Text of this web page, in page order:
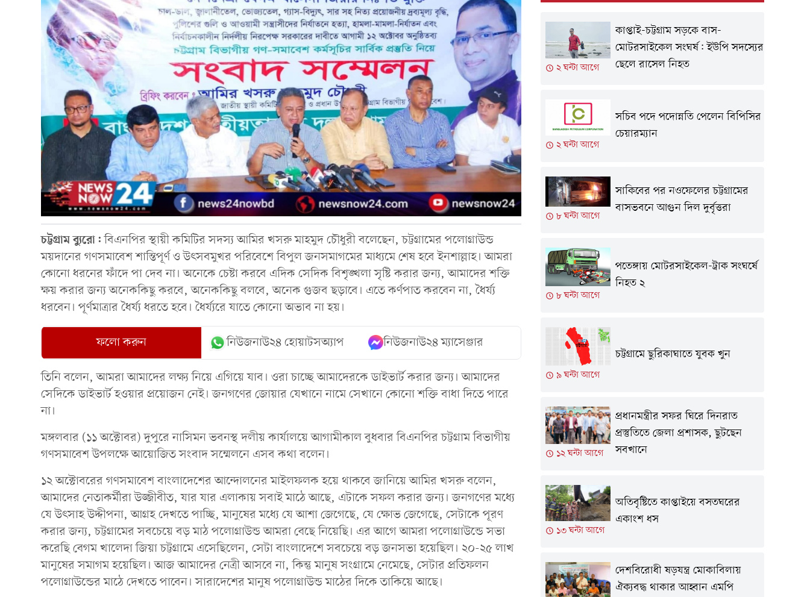
চট্টগ্রাম ব্যুরো:বিএনপির স্থায়ী কমিটির সদস্য আমির খসরু মাহমুদ চৌধুরী বলেছেন, চট্টগ্রামের পলোগ্রাউন্ড
ময়দানের গণসমাবেশ শান্তিপূর্ণ ও উৎসবমুখর পরিবেশে বিপুল জনসমাগমের মাধ্যমে শেষ হবে ইনশাল্লাহ। আমরা
কোনো ধরনের ফাঁদে পা দেব না। অনেকে চেষ্টা করবে এদিক সেদিক বিশৃঙ্খলা সৃষ্টি করার জন্য, আমাদের শক্তি
ক্ষয় করার জন্য অনেককিছু করবে, অনেককিছু বলবে, অনেক গুজব ছড়াবে। এতে কর্ণপাত করবেন না, ধৈর্য্য
ধরবেন। পূর্ণমাত্রার ধৈর্য্য ধরতে হবে। ধৈর্য্যরে যাতে কোনো অভাব না হয়।
ফলো করুন নিউজনাউ২৪ হোয়াটসঅ্যাপ নিউজনাউ২৪ ম্যাসেঞ্জার
তিনি বলেন, আমরা আমাদের লক্ষ্য নিয়ে এগিয়ে যাব। ওরা চাচ্ছে আমাদেরকে ডাইভার্ট করার জন্য। আমাদের
সেদিকে ডাইভার্ট হওয়ার প্রয়োজন নেই। জনগণের জোয়ার যেখানে নামে সেখানে কোনো শক্তি বাধা দিতে পারে
না।
মঙ্গলবার (১১ অক্টোবর) দুপুরে নাসিমন ভবনস্থ দলীয় কার্যালয়ে আগামীকাল বুধবার বিএনপির চট্টগ্রাম বিভাগীয়
গণসমাবেশ উপলক্ষে আয়োজিত সংবাদ সম্মেলনে এসব কথা বলেন।
১২ অক্টোবরের গণসমাবেশ বাংলাদেশের আন্দোলনের মাইলফলক হয়ে থাকবে জানিয়ে আমির খসরু বলেন,
আমাদের নেতাকর্মীরা উজ্জীবীত, যার যার এলাকায় সবাই মাঠে আছে, এটাকে সফল করার জন্য। জনগণের মধ্যে
যে উৎসাহ উদ্দীপনা, আগ্রহ দেখতে পাচ্ছি, মানুষের মধ্যে যে আশা জেগেছে, যে ক্ষোভ জেগেছে, সেটাকে পূরণ
করার জন্য, চট্টগ্রামের সবচেয়ে বড় মাঠ পলোগ্রাউন্ড আমরা বেছে নিয়েছি। এর আগে আমরা পলোগ্রাউন্ডে সভা
করেছি বেগম খালেদা জিয়া চট্টগ্রামে এসেছিলেন, সেটা বাংলাদেশে সবচেয়ে বড় জনসভা হয়েছিল। ২০-২৫ লাখ
মানুষের সমাগম হয়েছিল। আজ আমাদের নেত্রী আসবে না, কিন্তু মানুষ সংগ্রামে নেমেছে, সেটার প্রতিফলন
পলোগ্রাউন্ডের মাঠে দেখতে পাবেন। সারাদেশের মানুষ পলোগ্রাউন্ড মাঠের দিকে তাকিয়ে আছে।
২ ঘন্টা আগে
কাপ্তাই-চট্টগ্রাম সড়কে বাস-
মোটরসাইকেল সংঘর্ষ: ইউপি সদস্যের
ছেলে রাসেল নিহত
২ ঘন্টা আগে
সচিব পদে পদোন্নতি পেলেন বিপিসির
চেয়ারম্যান
৮ ঘন্টা আগে
সাকিবের পর নওফেলের চট্টগ্রামের
বাসভবনে আগুন দিল দুর্বৃত্তরা
৮ ঘন্টা আগে
পতেঙ্গায় মোটরসাইকেল-ট্রাক সংঘর্ষে
নিহত ২
৯ ঘন্টা আগে
চট্টগ্রামে ছুরিকাঘাতে যুবক খুন
১২ ঘন্টা আগে
প্রধানমন্ত্রীর সফর ঘিরে দিনরাত
প্রস্তুতিতে জেলা প্রশাসক, ছুটছেন
সবখানে
১৩ ঘন্টা আগে
অতিবৃষ্টিতে কাপ্তাইয়ে বসতঘরের
একাংশ ধস
দেশবিরোধী ষড়যন্ত্র মোকাবিলায়
ঐক্যবদ্ধ থাকার আহ্বান এমপি